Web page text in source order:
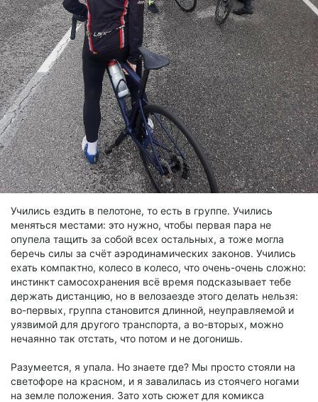
Учились ездить в пелотоне, то есть в группе. Учились
меняться местами: это нужно, чтобы первая пара не
опупела тащить за собой всех остальных, а тоже могла
беречь силы за счёт аэродинамических законов. Учились
ехать компактно, колесо в колесо, что очень-очень сложно:
инстинкт самосохранения всё время подсказывает тебе
держать дистанцию, но в велозаезде этого делать нельзя:
во-первых, группа становится длинной, неуправляемой и
уязвимой для другого транспорта, а во-вторых, можно
нечаянно так отстать, что потом и не догонишь.
Разумеется, я упала. Но знаете где? Мы просто стояли на
светофоре на красном, и я завалилась из стоячего ногами
на земле положения. Зато хоть сюжет для комикса